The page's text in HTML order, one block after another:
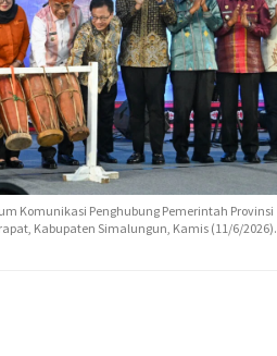
Komunikasi Penghubung Pemerintah Provinsi
Kabupaten Simalungun, Kamis (11/6/2026).